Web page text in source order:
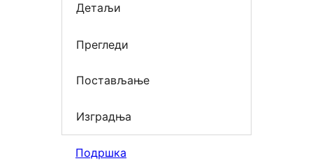
Детаљи
Прегледи
Постављање
Изградња
Подршка